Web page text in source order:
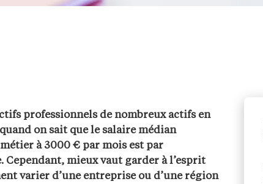
professionnels de nombreux actifs en
on sait que le salaire médian
à 3000 € par mois est par
mieux vaut garder à l’esprit
varier d’une entreprise ou d’une région